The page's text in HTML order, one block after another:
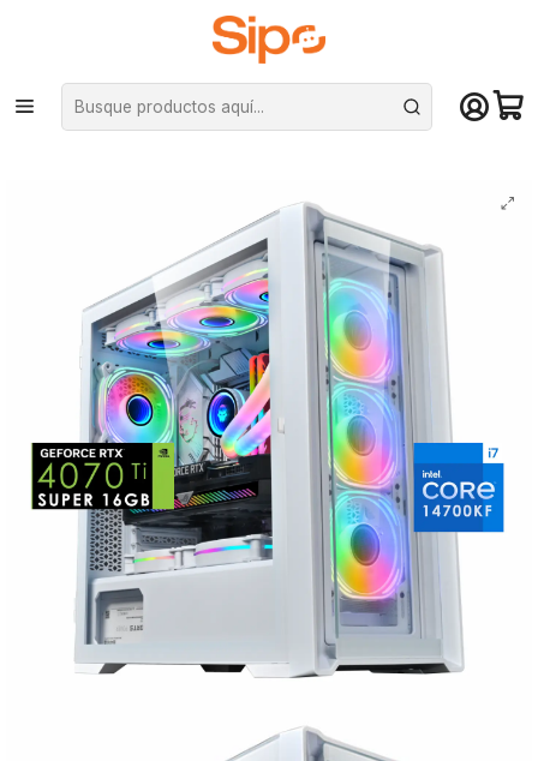
¡Compra hasta mediodía y recibe hoy! De lunes a sábado en el gran
Santiago. Envío gratis desde $29.990
Inicio Pc Armadas
Pc Gamer Atlantis: Intel i7-14700KF, 32GB DDR5 5600mhz, RTX 4070 Ti
Super